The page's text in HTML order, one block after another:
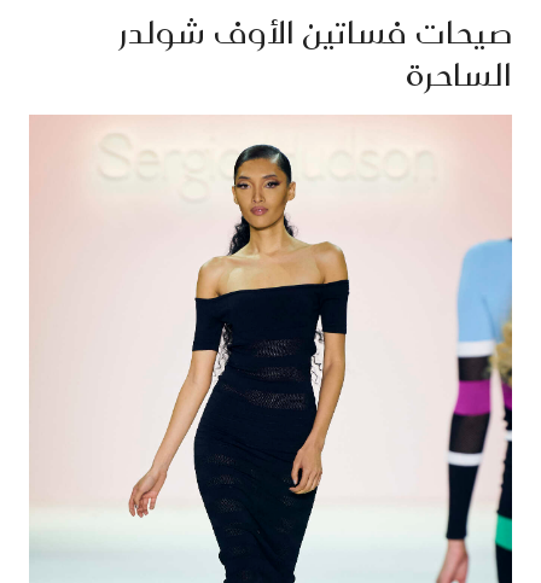
صيحات فساتين الأوف شولدر
الساحرة